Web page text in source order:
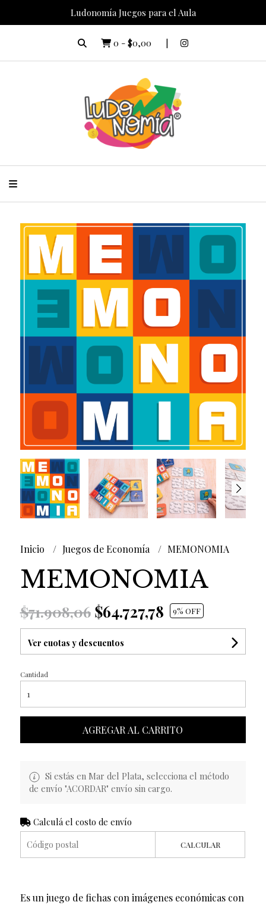
Ludonomía Juegos para el Aula
0 - $0,00
Inicio Juegos de Economía MEMONOMIA
MEMONOMIA
$71.908,06$64.727,78 9% OFF
Ver cuotas y descuentos
Cantidad
AGREGAR AL CARRITO
Si estás en Mar del Plata, selecciona el método
de envío "ACORDAR" envío sin cargo.
Calculá el costo de envío
CALCULAR
Es un juego de fichas con imágenes económicas con